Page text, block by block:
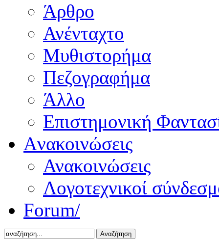
Άρθρο
Ανένταχτο
Μυθιστορήμα
Πεζογραφήμα
Άλλο
Επιστημονική
Aνακοινώσεις
Ανακοινώσεις
Λογοτεχνικοί
Forum/
Αναζήτηση